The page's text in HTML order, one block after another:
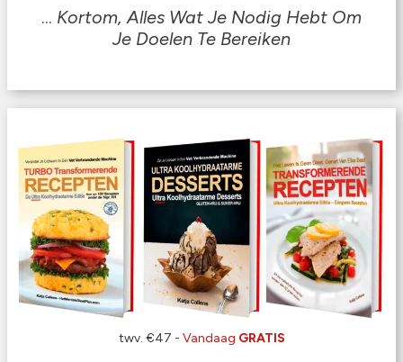
... Kortom, Alles Wat Je Nodig Hebt Om
Je Doelen Te Bereiken
twv. €47 - Vandaag GRATIS